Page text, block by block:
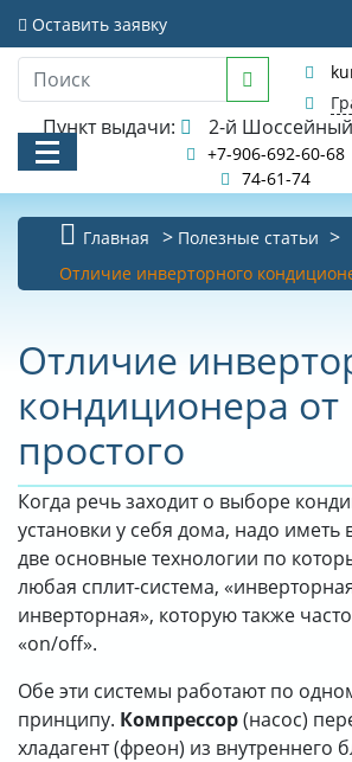
Оставить заявку
Пункт выдачи: 2-й
+7-906-692-60-68
74-61-74
КАТАЛОГ
УСЛУГИ
БИБЛИОТЕКА
НОВОСТИ
КОНТАКТЫ
О КОМПАНИИ
ДОСТАВКА
Главная
Полезные статьи
Отличие инверторного
Отличие
кондиционера от
простого
Когда речь заходит о выборе
установки у себя дома, надо иметь
две основные технологии по
любая сплит-система,
инверторная», которую также
«on/off».
Обе эти системы работают по
принципу. Компрессор(насос)
хладагент (фреон) из внутреннего